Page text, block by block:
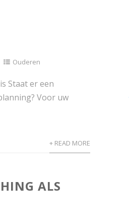
Ouderen
Staat er een
Voor uw
+ READ MORE
ALS